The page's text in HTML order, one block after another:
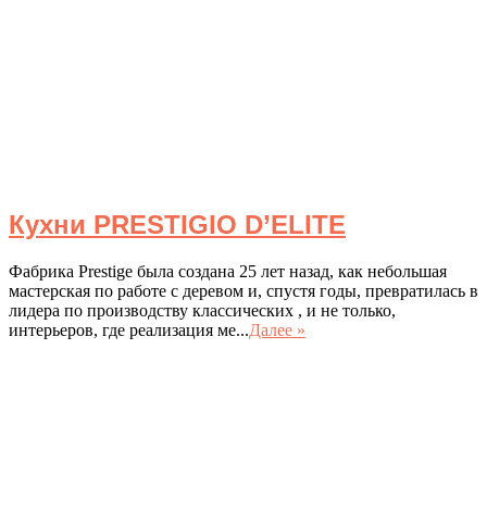
Кухни PRESTIGIO D’ELITE
Фабрика Prestige была создана 25 лет назад, как небольшая
мастерская по работе с деревом и, спустя годы, превратилась в
лидера по производству классических , и не только,
интерьеров, где реализация ме...Далее »